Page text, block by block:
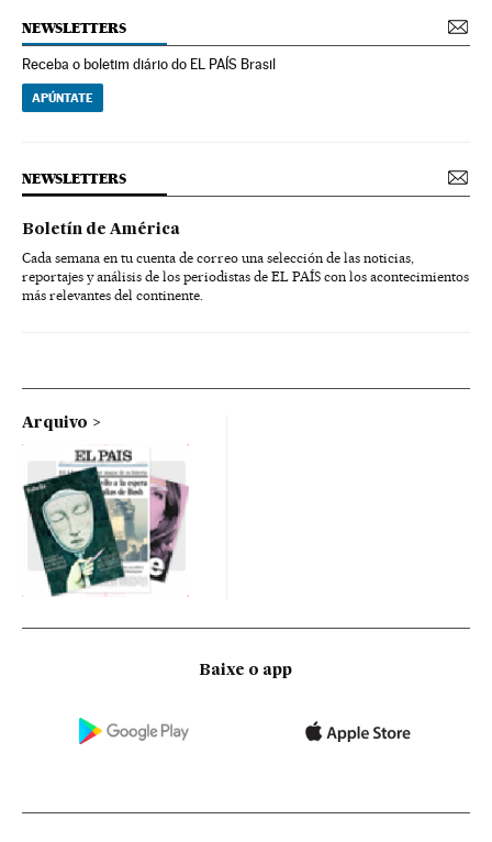
NEWSLETTERS
Receba o boletim diário do EL PAÍS Brasil
APÚNTATE
NEWSLETTERS
Boletín de América
Cada semana en tu cuenta de correo una selección de las noticias,
reportajes y análisis de los periodistas de EL PAÍS con los acontecimientos
más relevantes del continente.
Arquivo
Baixe o app